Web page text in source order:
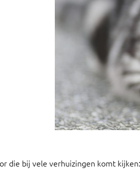
die bij vele verhuizingen komt